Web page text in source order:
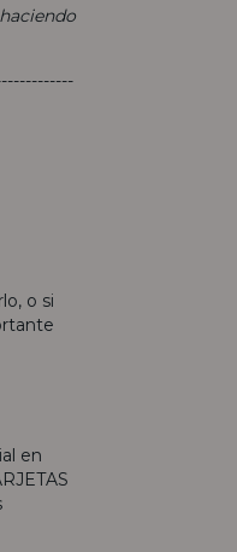
o si
en